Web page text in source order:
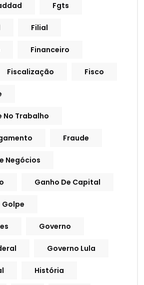
Fgts
Filial
Financeiro
Fiscalização Fisco
No Trabalho
Fraude
Negócios
Ganho De Capital
Golpe
Governo
Governo Lula
História